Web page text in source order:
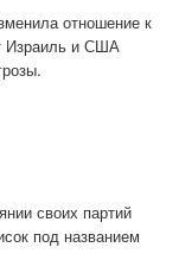
отношение к
Израиль и США
своих партий
под названием